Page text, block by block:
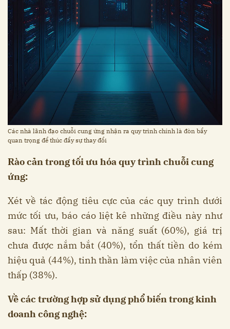
Các nhà lãnh đạo chuỗi cung ứng nhận ra quy trình chính là đòn bẩy
quan trọng để thúc đẩy sự thay đổi
Rào cản trong tối ưu hóa quy trình chuỗi cung
ứng:
Xét về tác động tiêu cực của các quy trình dưới
mức tối ưu, báo cáo liệt kê những điều này như
sau: Mất thời gian và năng suất (60%), giá trị
chưa được nắm bắt (40%), tổn thất tiền do kém
hiệu quả (44%), tinh thần làm việc của nhân viên
thấp (38%).
Về các trường hợp sử dụng phổ biến trong kinh
doanh công nghệ: